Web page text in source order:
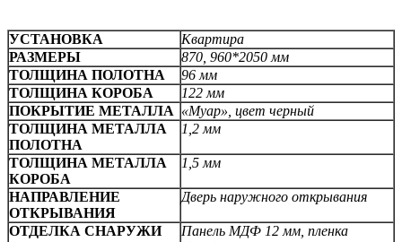
УСТАНОВКА
Квартира
РАЗМЕРЫ
870, 960*2050 мм
ТОЛЩИНА ПОЛОТНА
96 мм
ТОЛЩИНА КОРОБА
122 мм
ПОКРЫТИЕ МЕТАЛЛА «Муар», цвет черный
ТОЛЩИНА МЕТАЛЛА
ПОЛОТНА
1,2 мм
ТОЛЩИНА МЕТАЛЛА
КОРОБА
1,5 мм
НАПРАВЛЕНИЕ
ОТКРЫВАНИЯ
Дверь наружного открывания
ОТДЕЛКА СНАРУЖИ
Панель МДФ 12 мм, пленка